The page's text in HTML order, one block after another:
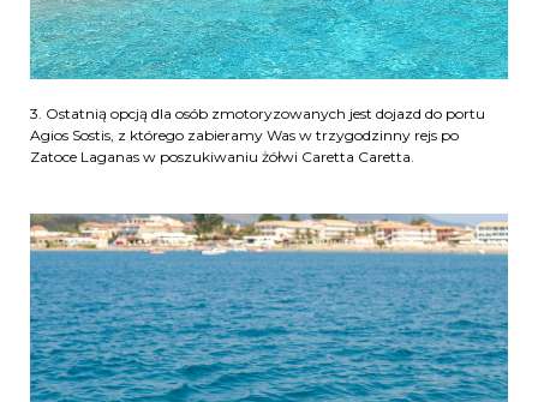
3. Ostatnią opcją dla osób zmotoryzowanych jest dojazd do portu
Agios Sostis, z którego zabieramy Was w trzygodzinny rejs po
Zatoce Laganas w poszukiwaniu żółwi Caretta Caretta.